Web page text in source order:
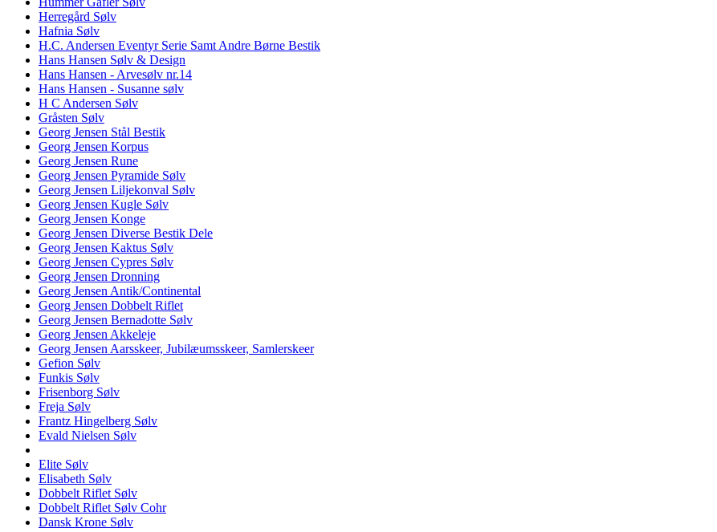
Herregård Sølv
Hafnia Sølv
H.C. Andersen Eventyr Serie Samt Andre Børne Bestik
Hans Hansen Sølv & Design
Hans Hansen - Arvesølv nr.14
Hans Hansen - Susanne sølv
H C Andersen Sølv
Gråsten Sølv
Georg Jensen Stål Bestik
Georg Jensen Korpus
Georg Jensen Rune
Georg Jensen Pyramide Sølv
Georg Jensen Liljekonval Sølv
Georg Jensen Kugle Sølv
Georg Jensen Konge
Georg Jensen Diverse Bestik Dele
Georg Jensen Kaktus Sølv
Georg Jensen Cypres Sølv
Georg Jensen Dronning
Georg Jensen Antik/Continental
Georg Jensen Dobbelt Riflet
Georg Jensen Bernadotte Sølv
Georg Jensen Akkeleje
Georg Jensen Aarsskeer, Jubilæumsskeer, Samlerskeer
Gefion Sølv
Funkis Sølv
Frisenborg Sølv
Freja Sølv
Frantz Hingelberg Sølv
Evald Nielsen Sølv
Elite Sølv
Elisabeth Sølv
Dobbelt Riflet Sølv
Dobbelt Riflet Sølv Cohr
Dansk Krone Sølv